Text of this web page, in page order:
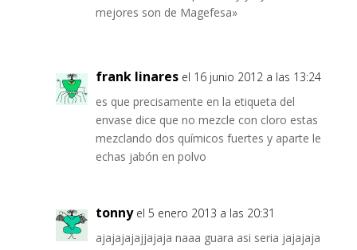
mejores son de Magefesa»
frank linares el 16 junio 2012 a las 13:24
es que precisamente en la etiqueta del
envase dice que no mezcle con cloro estas
mezclando dos químicos fuertes y aparte le
echas jabón en polvo
tonny el 5 enero 2013 a las 20:31
ajajajajajjajaja naaa guara asi seria jajajaja